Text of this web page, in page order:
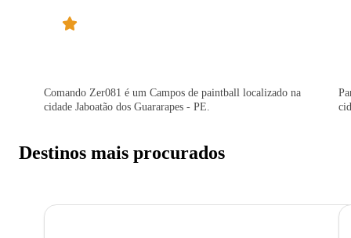
Comando Zer081 é um Campos de paintball localizado na
cidade Jaboatão dos Guararapes - PE.
Destinos mais procurados